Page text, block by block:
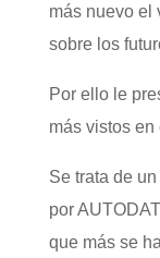
más nuevo el
sobre los
Por ello le
más vistos
Se trata de
por
que más se